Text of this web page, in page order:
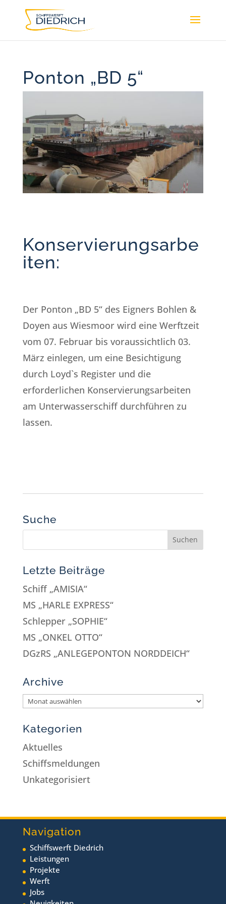
Ponton „BD 5“
Konservierungsarbe
iten:
Der Ponton „BD 5“ des Eigners Bohlen &
Doyen aus Wiesmoor wird eine Werftzeit
vom 07. Februar bis voraussichtlich 03.
März einlegen, um eine Besichtigung
durch Loyd`s Register und die
erforderlichen Konservierungsarbeiten
am Unterwasserschiff durchführen zu
lassen.
Suche
Letzte Beiträge
Schiff „AMISIA“
MS „HARLE EXPRESS“
Schlepper „SOPHIE“
MS „ONKEL OTTO“
DGzRS „ANLEGEPONTON NORDDEICH“
Archive
Kategorien
Aktuelles
Schiffsmeldungen
Unkategorisiert
Navigation
Schiffswerft Diedrich
Leistungen
Projekte
Werft
Jobs